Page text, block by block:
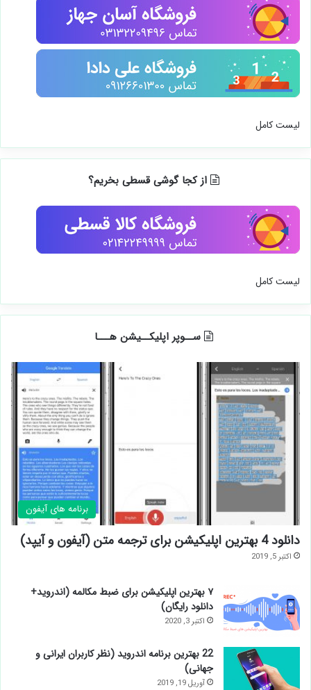
لیست کامل
از کجا گوشی قسطی بخریم؟
لیست کامل
ســوپر اپلیکــیشن هـــا
برنامه های آیفون
دانلود 4 بهترین اپلیکیشن برای ترجمه متن (آیفون و آیپد)
اکتبر 5, 2019
۷ بهترین اپلیکیشن برای ضبط مکالمه (اندروید+
دانلود رایگان)
اکتبر 3, 2020
22 بهترین برنامه اندروید (نظر کاربران ایرانی و
جهانی)
آوریل 19, 2019